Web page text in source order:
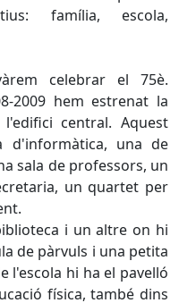
família, escola,
celebrar el 75è.
2009 hem estrenat la
central. Aquest
d'informàtica, una de
sala de professors, un
un quartet per
i un altre on hi
de pàrvuls i una petita
l'escola hi ha el pavelló
física, també dins